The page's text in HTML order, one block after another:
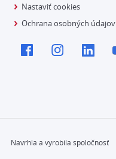
Nastaviť cookies
Ochrana osobných údajov
Navrhla a vyrobila spoločnosť